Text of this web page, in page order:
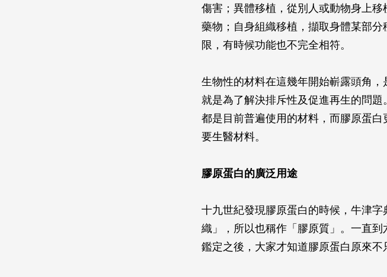
傷害；異體移植，從別人或動物身上
藥物；自身組織移植，擷取身體某部
限，有時候功能也不完全相符。
生物性的材料在這幾年開始嶄露頭角
就是為了解決排斥性及促進再生的問
都是目前普遍使用的材料，而膠原蛋
要生醫材料。
膠原蛋白的廣泛用途
十九世紀發現膠原蛋白的時候，牛津
織」，所以也稱作「膠原質」。一直
鑑定之後，大家才知道膠原蛋白原來不